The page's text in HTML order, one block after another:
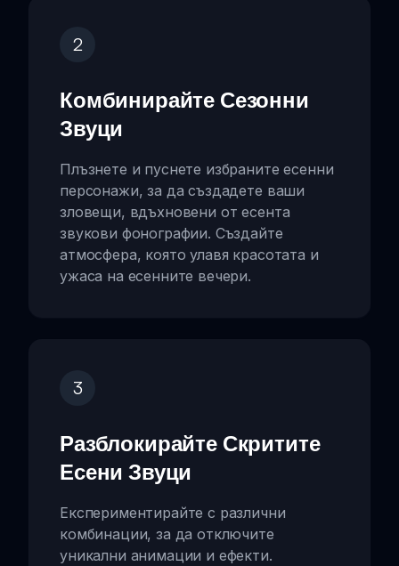
2
Комбинирайте Сезонни
Звуци
Плъзнете и пуснете избраните есенни
персонажи, за да създадете ваши
зловещи, вдъхновени от есента
звукови фонографии. Създайте
атмосфера, която улавя красотата и
ужаса на есенните вечери.
3
Разблокирайте Скритите
Есени Звуци
Експериментирайте с различни
комбинации, за да отключите
уникални анимации и ефекти.